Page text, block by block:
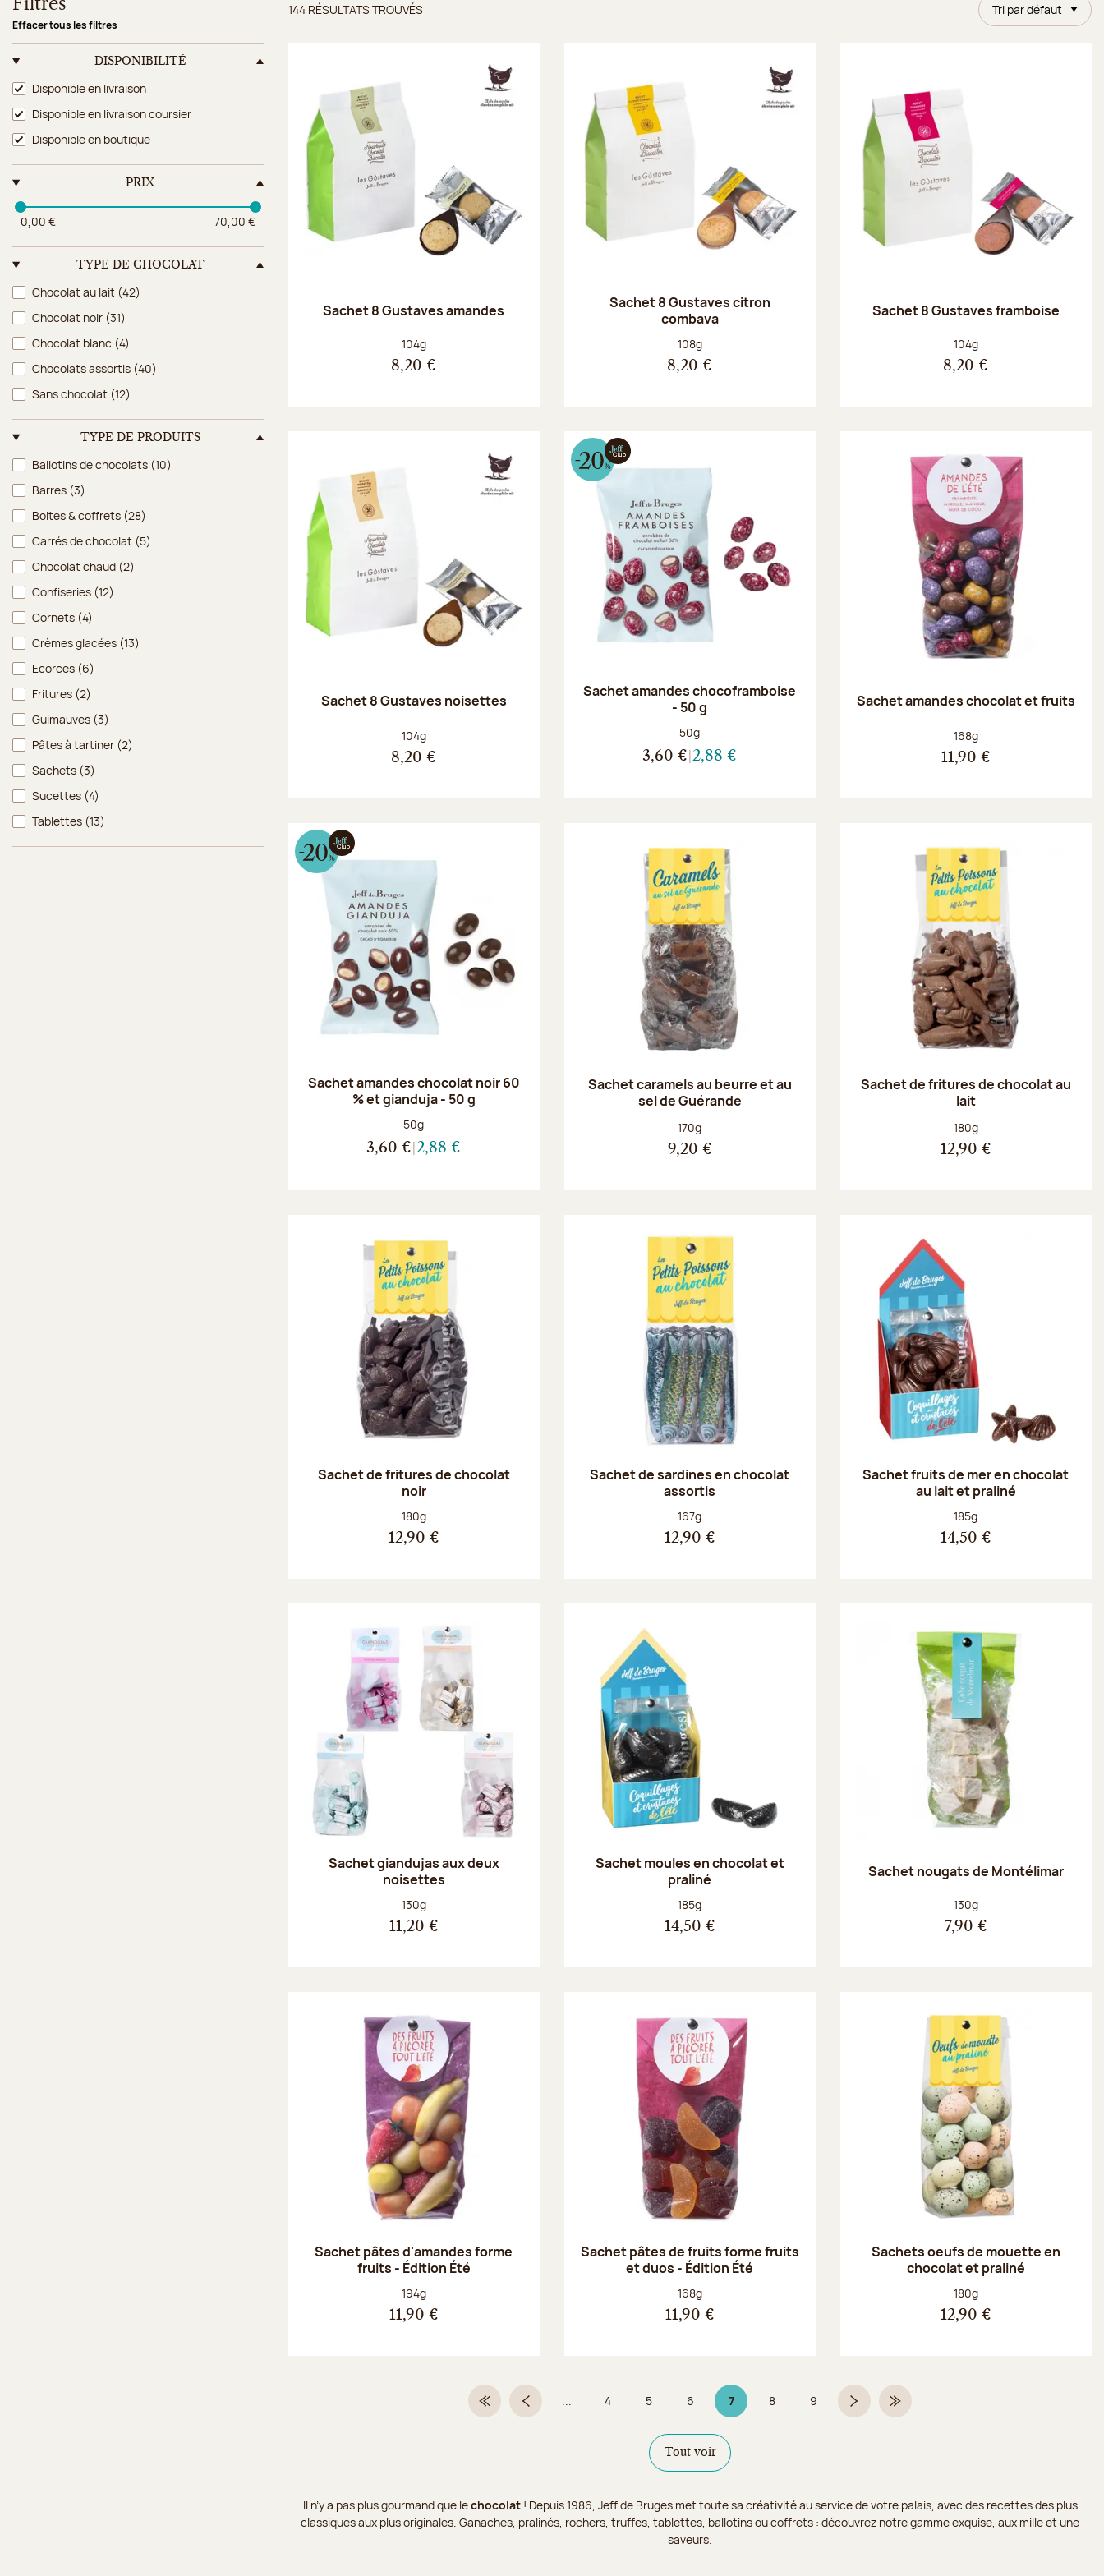
Filtres
Effacer tous les filtres
DISPONIBILITÉ
Disponibilité
Disponible en livraison
Disponible en livraison coursier
Disponible en boutique
PRIX
0,00 € 70,00 €
TYPE DE CHOCOLAT
Type de chocolat
Chocolat au lait (42)
Chocolat noir (31)
Chocolat blanc (4)
Chocolats assortis (40)
Sans chocolat (12)
TYPE DE PRODUITS
Type de produits
Ballotins de chocolats (10)
Barres (3)
Boites & coffrets (28)
Carrés de chocolat (5)
Chocolat chaud (2)
Confiseries (12)
Cornets (4)
Crèmes glacées (13)
Ecorces (6)
Fritures (2)
Guimauves (3)
Pâtes à tartiner (2)
Sachets (3)
Sucettes (4)
Tablettes (13)
Tri par défaut
Résultats trouvés
144 RÉSULTATS TROUVÉS
Sachet 8 Gustaves amandes
Poids net :
104g
8,20 €
Sachet 8 Gustaves citron
combava
Poids net :
108g
8,20 €
Sachet 8 Gustaves framboise
Poids net :
104g
8,20 €
Sachet 8 Gustaves noisettes
Poids net :
104g
8,20 €
Sachet amandes chocoframboise
- 50 g
Poids net :
50g
3,60 € 2,88 €
Sachet amandes chocolat et fruits
Poids net :
168g
11,90 €
Sachet amandes chocolat noir 60
% et gianduja - 50 g
Poids net :
50g
3,60 € 2,88 €
Sachet caramels au beurre et au
sel de Guérande
Poids net :
170g
9,20 €
Sachet de fritures de chocolat au
lait
Poids net :
180g
12,90 €
Sachet de fritures de chocolat
noir
Poids net :
180g
12,90 €
Sachet de sardines en chocolat
assortis
Poids net :
167g
12,90 €
Sachet fruits de mer en chocolat
au lait et praliné
Poids net :
185g
14,50 €
Sachet giandujas aux deux
noisettes
Poids net :
130g
11,20 €
Sachet moules en chocolat et
praliné
Poids net :
185g
14,50 €
Sachet nougats de Montélimar
Poids net :
130g
7,90 €
Sachet pâtes d'amandes forme
fruits - Édition Été
Poids net :
194g
11,90 €
Sachet pâtes de fruits forme fruits
et duos - Édition Été
Poids net :
168g
11,90 €
Sachets oeufs de mouette en
chocolat et praliné
Poids net :
180g
12,90 €
Première pagePage précédente
... Page
4 Page
5 Page
6 7Page 7 sur 9
Page
8 Page
9 Page suivanteDernière page
Tout voir
Il n’y a pas plus gourmand que lechocolat! Depuis 1986, Jeff de Bruges met toute sa créativité au service de votre palais, avec des recettes des plus
classiques aux plus originales. Ganaches, pralinés, rochers, truffes, tablettes, ballotins ou coffrets : découvrez notre gamme exquise, aux mille et une
saveurs.